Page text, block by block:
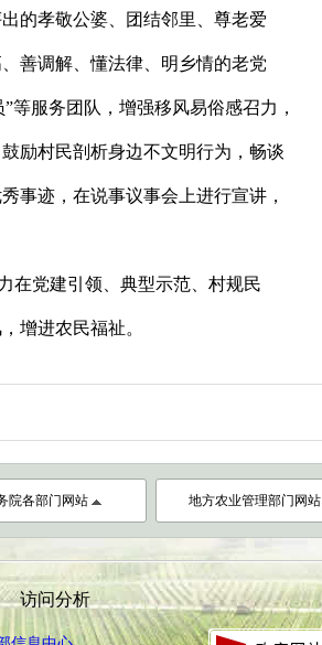
的孝敬公婆、团结邻里、尊老爱
善调解、懂法律、明乡情的老党
等服务团队，增强移风易俗感召力，
励村民剖析身边不文明行为，畅谈
事迹，在说事议事会上进行宣讲，
在党建引领、典型示范、村规民
增进农民福祉。
院各部门网站 地方农业管理部门网站
访问分析